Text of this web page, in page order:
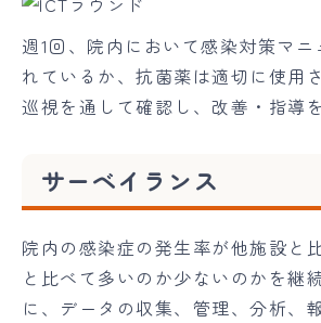
週1回、院内において感染対策マニ
れているか、抗菌薬は適切に使用
巡視を通して確認し、改善・指導
サーベイランス
院内の感染症の発生率が他施設と
と比べて多いのか少ないのかを継
に、データの収集、管理、分析、